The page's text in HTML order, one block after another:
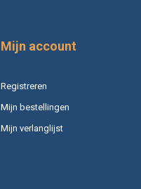
Mijn account
Registreren
Mijn bestellingen
Mijn verlanglijst